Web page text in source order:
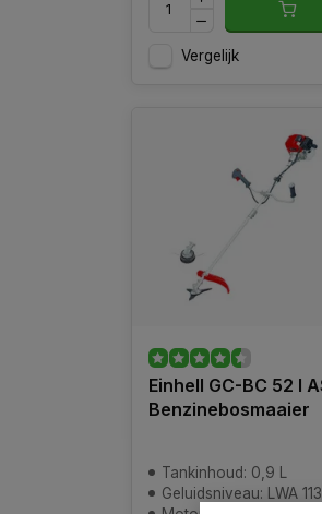
Vergelijk
Einhell GC-BC 52 I
Benzinebosmaaier
Tankinhoud: 0,9 L
Geluidsniveau: LWA